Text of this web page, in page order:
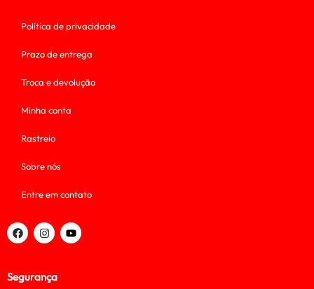
Política de privacidade
Prazo de entrega
Troca e devolução
Minha conta
Rastreio
Sobre nós
Entre em contato
Segurança